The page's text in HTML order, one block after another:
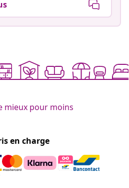
en charge
acheteurs qui reçoivent les
promotions saisonnières et
sociaux